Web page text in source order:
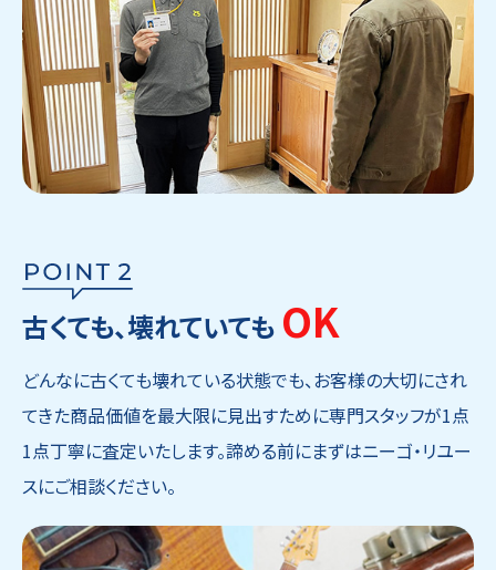
古くても、壊れていても OK
どんなに古くても壊れている状態でも、お客様の大切にされ
てきた商品価値を最大限に見出すために専門スタッフが1点
1点丁寧に査定いたします。諦める前にまずはニーゴ・リユー
スにご相談ください。